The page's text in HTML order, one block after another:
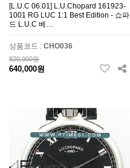
[L.U.C 06.01] L.U.Chopard 161923-
1001 RG LUC 1:1 Best Edition - 쇼파
드 L.U.C 베…
상품코드 : CHO036
820,000원
640,000원